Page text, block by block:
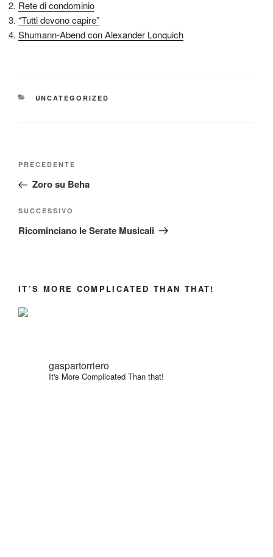
Rete di condominio
“Tutti devono capire”
Shumann-Abend con Alexander Lonquich
CATEGORIE
UNCATEGORIZED
Navigazione
Articolo
precedente:
PRECEDENTE
Zoro su Beha
Articolo
successivo
SUCCESSIVO
Ricominciano le Serate Musicali
IT’S MORE COMPLICATED THAN THAT!
gaspartorriero
It's More Complicated Than that!